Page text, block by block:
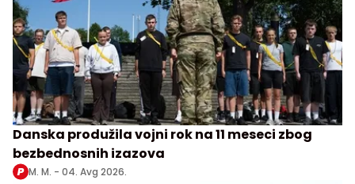
Danska produžila vojni rok na 11 meseci zbog
bezbednosnih izazova
M. M. - 04. Avg 2026.